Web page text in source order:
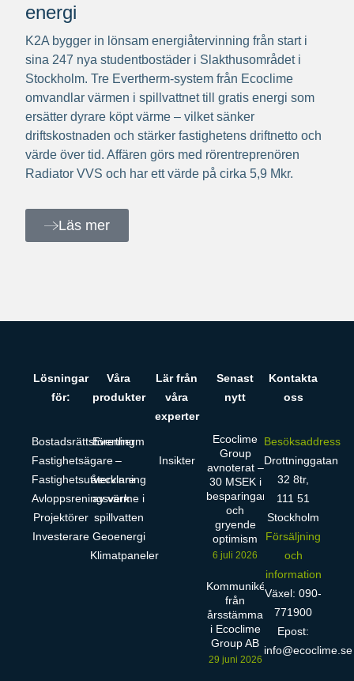
energi
K2A bygger in lönsam energiåtervinning från start i
sina 247 nya studentbostäder i Slakthusområdet i
Stockholm. Tre Evertherm-system från Ecoclime
omvandlar värmen i spillvattnet till gratis energi som
ersätter dyrare köpt värme – vilket sänker
driftskostnaden och stärker fastighetens driftnetto och
värde över tid. Affären görs med rörentreprenören
Radiator VVS och har ett värde på cirka 5,9 Mkr.
Läs mer
Lösningar
för:
Bostadsrättsförening
Fastighetsägare
Fastighetsutvecklare
Avloppsreningsverk
Projektörer
Investerare
Våra
produkter
Evertherm
–
återvinning
av värme i
spillvatten
Geoenergi
Klimatpaneler
Lär från
våra
experter
Insikter
Senast
nytt
Ecoclime
Group
avnoterat –
30 MSEK i
besparingar
och
gryende
optimism
6 juli 2026
Kommuniké
från
årsstämma
i Ecoclime
Group AB
29 juni 2026
Kontakta
oss
Besöksaddress
Drottninggatan
32 8tr,
111 51
Stockholm
Försäljning
och
information
Växel: 090-
771900
Epost:
info@ecoclime.se